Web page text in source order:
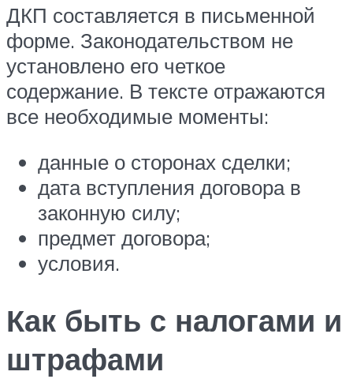
ДКП составляется в письменной
форме. Законодательством не
установлено его четкое
содержание. В тексте отражаются
все необходимые моменты:
данные о сторонах сделки;
дата вступления договора в
законную силу;
предмет договора;
условия.
Как быть с налогами и
штрафами